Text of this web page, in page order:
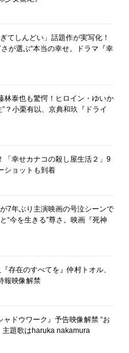
てしんどい」話題作が実写化！
が選ぶ“本当の幸せ。ドラマ『幸
林泰也も驚愕！ヒロイン・ゆいか
？小栗有以、京典和玖『ドライ
「幸せカナコの殺し屋生活２」9
ショットも到着
7年ぶり主演映画の号泣シーンで
“今を生きる”尊さ。映画『死神
存在のすべてを』仲村トオル、
報映像解禁
ドウワーク』予告映像解禁 “お
主題歌はharuka nakamura